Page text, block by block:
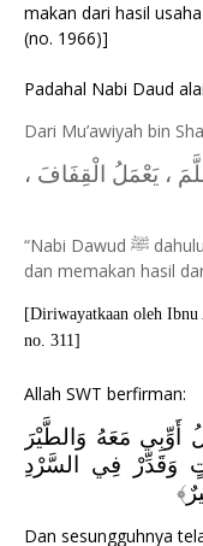
makan dari hasil
(no. 1966)]
Padahal Nabi Daud
Dari Mu’awiyah bin
، يَعْمَلُ الْقِفَافَ ،
“Nabi Dawud ﷺ
dan memakan hasil
[Diriwayatkaan oleh
no. 311]
Allah SWT berfirman:
أَوِّبِي مَعَهُ وَالطَّيْرَ
وَقَدِّرْ فِي السَّرْدِ
﴾
Dan sesungguhnya